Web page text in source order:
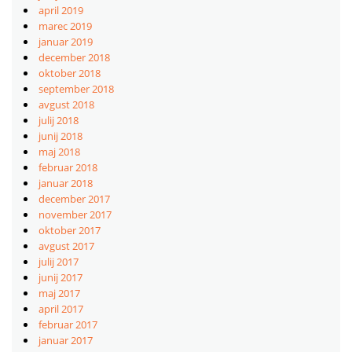
april 2019
marec 2019
januar 2019
december 2018
oktober 2018
september 2018
avgust 2018
julij 2018
junij 2018
maj 2018
februar 2018
januar 2018
december 2017
november 2017
oktober 2017
avgust 2017
julij 2017
junij 2017
maj 2017
april 2017
februar 2017
januar 2017